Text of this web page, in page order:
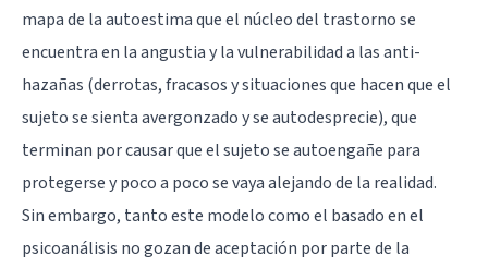
mapa de la autoestima que el núcleo del trastorno se
encuentra en laangustiay la vulnerabilidad a las anti-
hazañas (derrotas, fracasos y situaciones que hacen que el
sujeto se sienta avergonzado y se autodesprecie), que
terminan por causar que el sujeto se autoengañe para
protegerse y poco a poco se vaya alejando de la realidad.
Sin embargo, tanto este modelo como el basado en el
psicoanálisis no gozan de aceptación por parte de la